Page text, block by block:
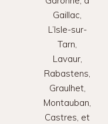
Gaillac,
L’Isle-sur-
Tarn,
Lavaur,
Rabastens,
Graulhet,
Montauban,
Castres, et